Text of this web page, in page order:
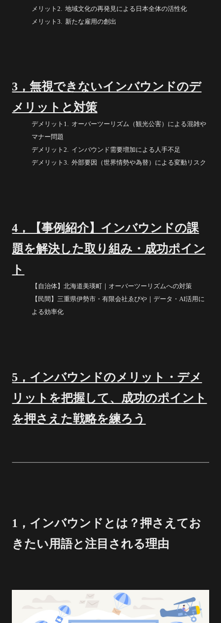
メリット2. 地域文化の再発見による日本全体の活性化
メリット3. 新たな雇用の創出
3，無視できないインバウンドのデ
メリットと対策
デメリット1. オーバーツーリズム（観光公害）による混雑や
マナー問題
デメリット2. インバウンド需要増加による人手不足
デメリット3. 外部要因（世界情勢や為替）による変動リスク
4，【事例紹介】インバウンドの課
題を解決した取り組み・成功ポイン
ト
【自治体】北海道美瑛町｜オーバーツーリズムへの対策
【民間】三重県伊勢市・有限会社ゑびや｜データ・AI活用に
よる効率化
5，インバウンドのメリット・デメ
リットを把握して、成功のポイント
を押さえた戦略を練ろう
1，インバウンドとは？押さえてお
きたい用語と注目される理由